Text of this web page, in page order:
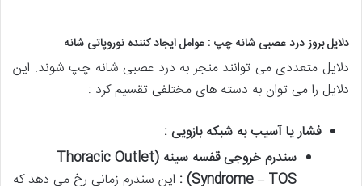
دلایل بروز درد عصبی شانه چپ : عوامل ایجاد کننده نوروپاتی شانه
دلایل متعددی می توانند منجر به درد عصبی شانه چپ شوند. این
دلایل را می توان به دسته های مختلفی تقسیم کرد :
فشار یا آسیب به شبکه بازویی :
سندرم خروجی قفسه سینه (Thoracic Outlet
Syndrome – TOS)
: این سندرم زمانی رخ می دهد که